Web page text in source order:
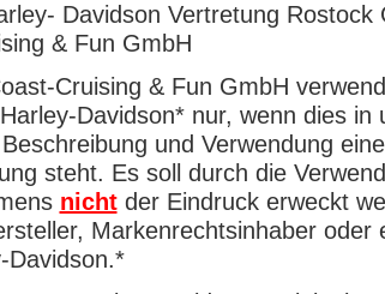
Davidson Vertretung Rostock
& Fun GmbH
Cruising & Fun GmbH
Davidson* nur, wenn dies in
und Verwendung
steht. Es soll durch die
nichtder Eindruck erweckt
Markenrechtsinhaber oder
Davidson.*